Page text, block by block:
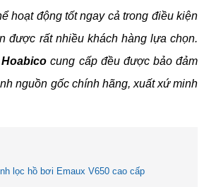
hoạt động tốt ngay cả trong điều kiện
được rất nhiều khách hàng lựa chọn.
Hoabico cung cấp đều được bảo đảm
nguồn gốc chính hãng, xuất xứ minh
lọc hồ bơi Emaux V650 cao cấp